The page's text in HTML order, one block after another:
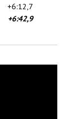
+6:12,7
+6:42,9